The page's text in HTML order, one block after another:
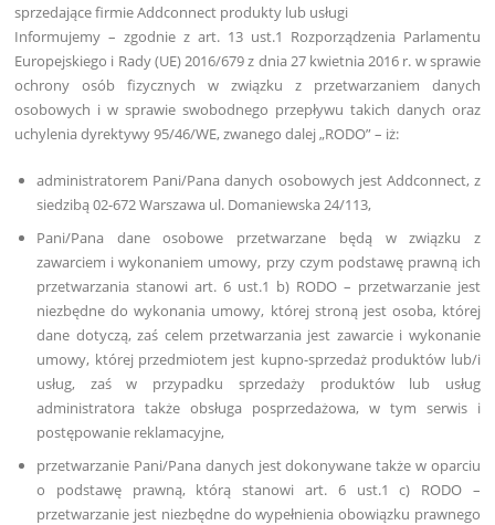
sprzedające firmie Addconnect produkty lub usługi
Informujemy – zgodnie z art. 13 ust.1 Rozporządzenia Parlamentu
Europejskiego i Rady (UE) 2016/679 z dnia 27 kwietnia 2016 r. w sprawie
ochrony osób fizycznych w związku z przetwarzaniem danych
osobowych i w sprawie swobodnego przepływu takich danych oraz
uchylenia dyrektywy 95/46/WE, zwanego dalej „RODO” – iż:
administratorem Pani/Pana danych osobowych jest Addconnect, z
siedzibą 02-672 Warszawa ul. Domaniewska 24/113,
Pani/Pana dane osobowe przetwarzane będą w związku z
zawarciem i wykonaniem umowy, przy czym podstawę prawną ich
przetwarzania stanowi art. 6 ust.1 b) RODO – przetwarzanie jest
niezbędne do wykonania umowy, której stroną jest osoba, której
dane dotyczą, zaś celem przetwarzania jest zawarcie i wykonanie
umowy, której przedmiotem jest kupno-sprzedaż produktów lub/i
usług, zaś w przypadku sprzedaży produktów lub usług
administratora także obsługa posprzedażowa, w tym serwis i
postępowanie reklamacyjne,
przetwarzanie Pani/Pana danych jest dokonywane także w oparciu
o podstawę prawną, którą stanowi art. 6 ust.1 c) RODO –
przetwarzanie jest niezbędne do wypełnienia obowiązku prawnego